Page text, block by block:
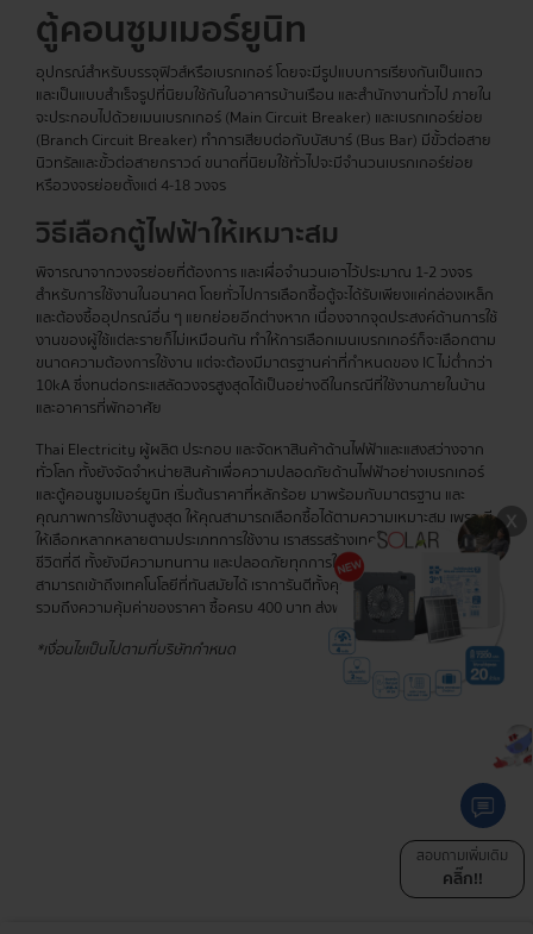
ตู้คอนซูมเมอร์ยูนิท
อุปกรณ์สำหรับบรรจุฟิวส์หรือเบรกเกอร์ โดยจะมีรูปแบบการเรียงกันเป็นแถว
และเป็นแบบสำเร็จรูปที่นิยมใช้กันในอาคารบ้านเรือน และสำนักงานทั่วไป ภายใน
จะประกอบไปด้วยเมนเบรกเกอร์ (Main Circuit Breaker) และเบรกเกอร์ย่อย
(Branch Circuit Breaker) ทำการเสียบต่อกับบัสบาร์ (Bus Bar) มีขั้วต่อสาย
นิวทรัลและขั้วต่อสายกราวด์ ขนาดที่นิยมใช้ทั่วไปจะมีจำนวนเบรกเกอร์ย่อย
หรือวงจรย่อยตั้งแต่ 4-18 วงจร
วิธีเลือกตู้ไฟฟ้าให้เหมาะสม
พิจารณาจากวงจรย่อยที่ต้องการ และเผื่อจำนวนเอาไว้ประมาณ 1-2 วงจร
สำหรับการใช้งานในอนาคต โดยทั่วไปการเลือกซื้อตู้จะได้รับเพียงแค่กล่องเหล็ก
และต้องซื้ออุปกรณ์อื่น ๆ แยกย่อยอีกต่างหาก เนื่องจากจุดประสงค์ด้านการใช้
งานของผู้ใช้แต่ละรายก็ไม่เหมือนกัน ทำให้การเลือกเมนเบรกเกอร์ก็จะเลือกตาม
ขนาดความต้องการใช้งาน แต่จะต้องมีมาตรฐานค่าที่กำหนดของ IC ไม่ต่ำกว่า
10kA ซึ่งทนต่อกระแสลัดวงจรสูงสุดได้เป็นอย่างดีในกรณีที่ใช้งานภายในบ้าน
และอาคารที่พักอาศัย
Thai Electricity ผู้ผลิต ประกอบ และจัดหาสินค้าด้านไฟฟ้าและแสงสว่างจาก
ทั่วโลก ทั้งยังจัดจำหน่ายสินค้าเพื่อความปลอดภัยด้านไฟฟ้าอย่างเบรกเกอร์
และตู้คอนซูมเมอร์ยูนิท เริ่มต้นราคาที่หลักร้อย มาพร้อมกับมาตรฐาน และ
คุณภาพการใช้งานสูงสุด ให้คุณสามารถเลือกซื้อได้ตามความเหมาะสม เพราะมี
ให้เลือกหลากหลายตามประเภทการใช้งาน เราสรรสร้างเทคโนโลยีเพื่อคุณภาพ
ชีวิตที่ดี ทั้งยังมีความทนทาน และปลอดภัยทุกการใช้งาน เพื่อให้ทุกท่าน
สามารถเข้าถึงเทคโนโลยีที่ทันสมัยได้ เราการันตีทั้งคุณภาพสินค้าอย่างดีเยี่ยม
รวมถึงความคุ้มค่าของราคา ซื้อครบ 400 บาท ส่งฟรีทุกรายการ!
*เงื่อนไขเป็นไปตามที่บริษัทกำหนด
สอบถามเพิ่มเติม
คลิ๊ก!!